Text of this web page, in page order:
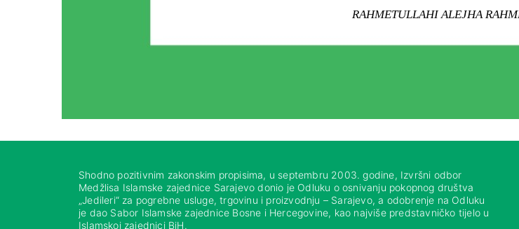
RAHMETULLAHI ALEJHA
Shodno pozitivnim zakonskim propisima, u septembru 2003. godine, Izvršni odbor
Medžlisa Islamske zajednice Sarajevo donio je Odluku o osnivanju pokopnog društva
„Jedileri“ za pogrebne usluge, trgovinu i proizvodnju – Sarajevo, a odobrenje na Odluku
je dao Sabor Islamske zajednice Bosne i Hercegovine, kao najviše predstavničko tijelo u
Islamskoj zajednici BiH.